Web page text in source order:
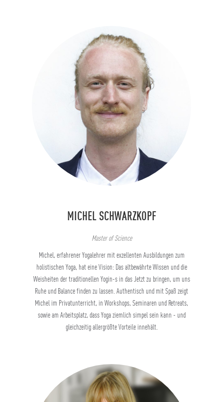
MICHEL SCHWARZKOPF
Master of Science
Michel, erfahrener Yogalehrer mit exzellenten Ausbildungen zum
holistischen Yoga, hat eine Vision: Das altbewährte Wissen und die
Weisheiten der traditionellen Yogin-s in das Jetzt zu bringen, um uns
Ruhe und Balance finden zu lassen. Authentisch und mit Spaß zeigt
Michel im Privatunterricht, in Workshops, Seminaren und Retreats,
sowie am Arbeitsplatz, dass Yoga ziemlich simpel sein kann - und
gleichzeitig allergrößte Vorteile innehält.